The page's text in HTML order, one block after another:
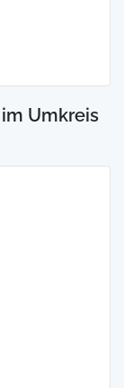
Umkreis